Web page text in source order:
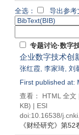
全选： 导出参考
专题讨论·数字
企业数字技术创
张红霞 李家琦 刘
First published at:
查看： HTML 全文
KB) | ESI
doi:10.16538/
《财经研究》 第52